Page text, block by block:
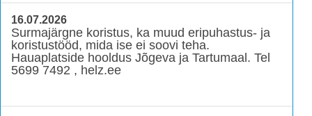
16.07.2026
Surmajärgne koristus, ka muud eripuhastus- ja
koristustööd, mida ise ei soovi teha.
Hauaplatside hooldus Jõgeva ja Tartumaal. Tel
5699 7492 , helz.ee